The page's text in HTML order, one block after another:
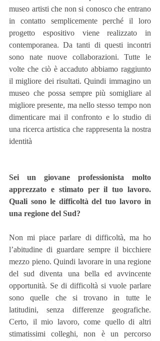
museo artisti che non si conosco che entrano
in contatto semplicemente perché il loro
progetto espositivo viene realizzato in
contemporanea. Da tanti di questi incontri
sono nate nuove collaborazioni. Tutte le
volte che ciò è accaduto abbiamo raggiunto
il migliore dei risultati. Quindi immagino un
museo che possa sempre più somigliare al
migliore presente, ma nello stesso tempo non
dimenticare mai il confronto e lo studio di
una ricerca artistica che rappresenta la nostra
identità
Sei un giovane professionista molto
apprezzato e stimato per il tuo lavoro.
Quali sono le difficoltà del tuo lavoro in
una regione del Sud?
Non mi piace parlare di difficoltà, ma ho
l’abitudine di guardare sempre il bicchiere
mezzo pieno. Quindi lavorare in una regione
del sud diventa una bella ed avvincente
opportunità. Se di difficoltà si vuole parlare
sono quelle che si trovano in tutte le
latitudini, senza differenze geografiche.
Certo, il mio lavoro, come quello di altri
stimatissimi colleghi, non è un percorso